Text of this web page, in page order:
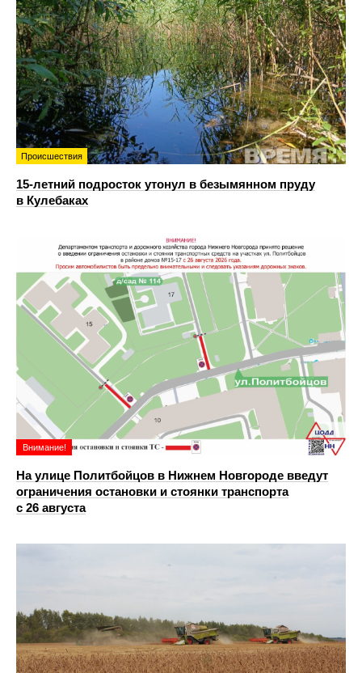
Происшествия
15-летний подросток утонул в безымянном пруду
в Кулебаках
Внимание!
На улице Политбойцов в Нижнем Новгороде введут
ограничения остановки и стоянки транспорта
с 26 августа